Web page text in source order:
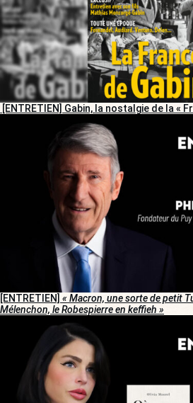
[ENTRETIEN] Gabin, la nostalgie de la «
[ENTRETIEN] « Macron, une sorte de petit
Mélenchon, le Robespierre en keffieh »